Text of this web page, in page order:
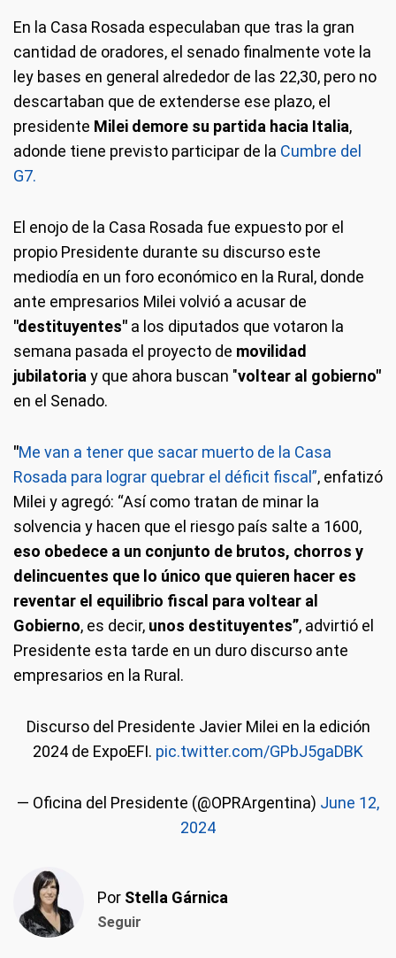
En la Casa Rosada especulaban que tras la gran
cantidad de oradores, el senado finalmente vote la
ley bases en general alrededor de las 22,30, pero no
descartaban que de extenderse ese plazo, el
presidente Milei demore su partida hacia Italia,
adonde tiene previsto participar de la Cumbre del
G7.
El enojo de la Casa Rosada fue expuesto por el
propio Presidente durante su discurso este
mediodía en un foro económico en la Rural, donde
ante empresarios Milei volvió a acusar de
"destituyentes" a los diputados que votaron la
semana pasada el proyecto de movilidad
jubilatoria y que ahora buscan "voltear al gobierno"
en el Senado.
"Me van a tener que sacar muerto de la Casa
Rosada para lograr quebrar el déficit fiscal”, enfatizó
Milei y agregó: “Así como tratan de minar la
solvencia y hacen que el riesgo país salte a 1600,
eso obedece a un conjunto de brutos, chorros y
delincuentes que lo único que quieren hacer es
reventar el equilibrio fiscal para voltear al
Gobierno, es decir, unos destituyentes”, advirtió el
Presidente esta tarde en un duro discurso ante
empresarios en la Rural.
Discurso del Presidente Javier Milei en la edición
2024 de ExpoEFI. pic.twitter.com/GPbJ5gaDBK
— Oficina del Presidente (@OPRArgentina) June 12,
2024
Por Stella Gárnica
Seguir